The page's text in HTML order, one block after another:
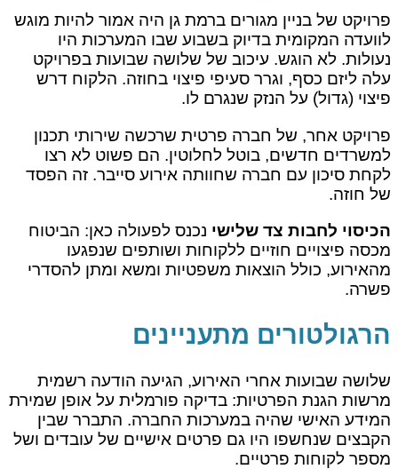
פרויקט של בניין מגורים ברמת גן היה אמור להיות מוגש
לוועדה המקומית בדיוק בשבוע שבו המערכות היו
נעולות. לא הוגש. עיכוב של שלושה שבועות בפרויקט
עלה ליזם כסף, וגרר סעיפי פיצוי בחוזה. הלקוח דרש
פיצוי (גדול) על הנזק שנגרם לו.
פרויקט אחר, של חברה פרטית שרכשה שירותי תכנון
למשרדים חדשים, בוטל לחלוטין. הם פשוט לא רצו
לקחת סיכון עם חברה שחוותה אירוע סייבר. זה הפסד
של חוזה.
הכיסוי לחבות צד שלישינכנס לפעולה כאן: הביטוח
מכסה פיצויים חוזיים ללקוחות ושותפים שנפגעו
מהאירוע, כולל הוצאות משפטיות ומשא ומתן להסדרי
פשרה.
הרגולטורים מתעניינים
שלושה שבועות אחרי האירוע, הגיעה הודעה רשמית
מרשות הגנת הפרטיות: בדיקה פורמלית על אופן שמירת
המידע האישי שהיה במערכות החברה. התברר שבין
הקבצים שנחשפו היו גם פרטים אישיים של עובדים ושל
מספר לקוחות פרטיים.